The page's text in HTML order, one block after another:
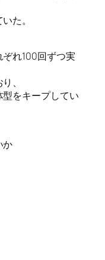
た。
れ100回ずつ実
、
をキープしてい
か